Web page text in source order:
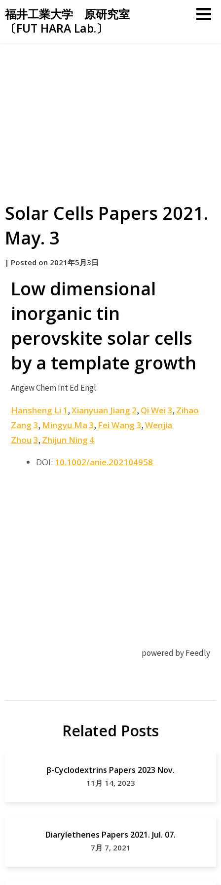
Skip
to
content
福井工業大学 原研究室
〔FUT HARA Lab.〕
Solar Cells Papers 2021.
May. 3
by
| Posted on 2021年5月3日
Low dimensional
inorganic tin
perovskite solar cells
by a template growth
Angew Chem Int Ed Engl
Hansheng Li 1,Xianyuan Jiang 2, Qi Wei 3, Zihao
Zang 3, Mingyu Ma 3, Fei Wang 3,Wenjia
Zhou 3, Zhijun Ning 4
DOI: 10.1002/anie.202104958
powered by Feedly
Related Posts
β-Cyclodextrins Papers 2023 Nov.
11月 14, 2023
Diarylethenes Papers 2021. Jul. 07.
7月 7, 2021